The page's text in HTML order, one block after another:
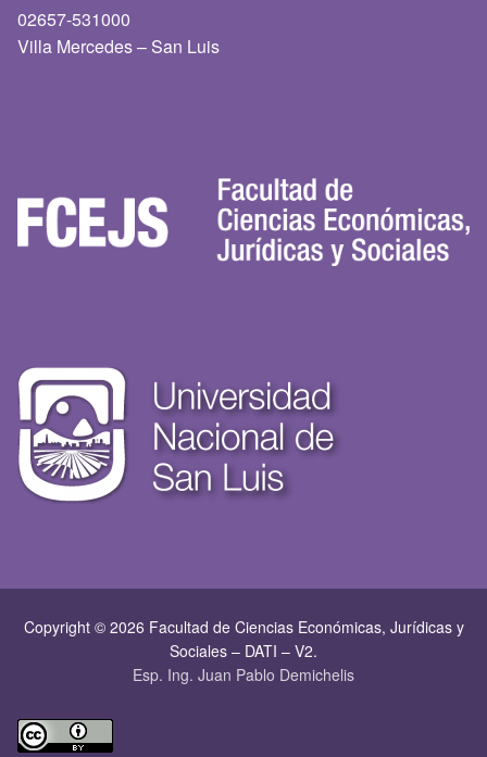
02657-531000
Villa Mercedes – San Luis
Copyright © 2026 Facultad de Ciencias Económicas, Jurí­dicas y
Sociales – DATI – V2.
Esp. Ing. Juan Pablo Demichelis